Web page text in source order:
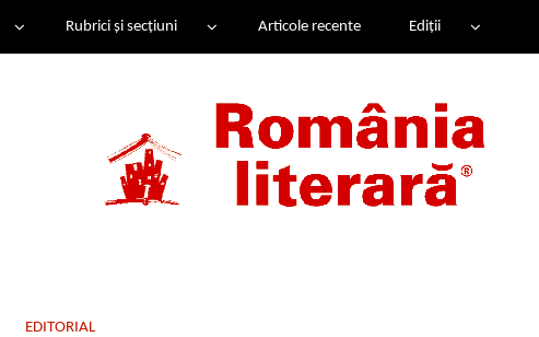
Rubrici și secțiuni Articole recente Ediții
EDITORIAL